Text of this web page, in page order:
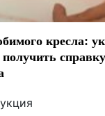
кресла: